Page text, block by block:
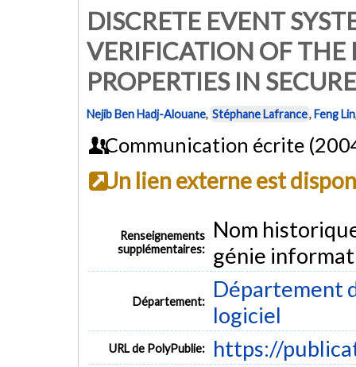
DISCRETE EVENT
VERIFICATION OF
PROPERTIES IN
Nejib Ben Hadj-Alouane, Stéphane Lafrance,Feng Lin
Communication écrite
Un lien externe est
Renseignements
supplémentaires:
Nom
génie
Département:
Département
logiciel
URL de PolyPublie: https://